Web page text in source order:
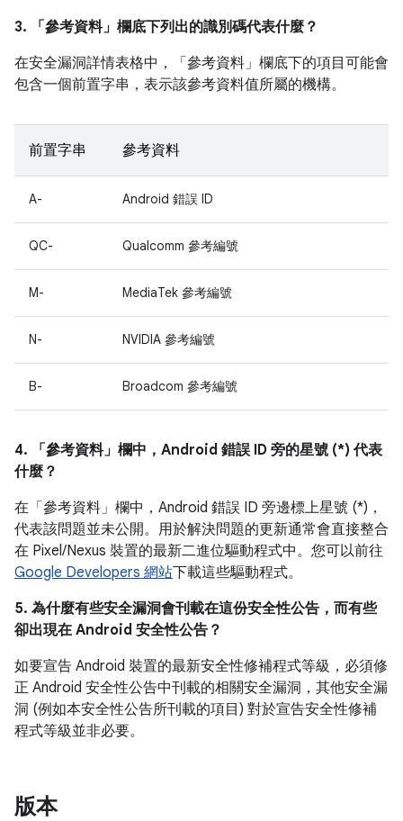
3. 「參考資料」 欄底下列出的識別碼代表什麼？
在安全漏洞詳情表格中，「參考資料」 欄底下的項目可能會
包含一個前置字串，表示該參考資料值所屬的機構。
前置字串 參考資料
A- Android 錯誤 ID
QC- Qualcomm 參考編號
M- MediaTek 參考編號
N- NVIDIA 參考編號
B- Broadcom 參考編號
4. 「參考資料」 欄中，Android 錯誤 ID 旁的星號 (*) 代表
什麼？
在「參考資料」 欄中，Android 錯誤 ID 旁邊標上星號 (*)，
代表該問題並未公開。用於解決問題的更新通常會直接整合
在 Pixel/Nexus 裝置的最新二進位驅動程式中。您可以前往
Google Developers 網站下載這些驅動程式。
5. 為什麼有些安全漏洞會刊載在這份安全性公告，而有些
卻出現在 Android 安全性公告？
如要宣告 Android 裝置的最新安全性修補程式等級，必須修
正 Android 安全性公告中刊載的相關安全漏洞，其他安全漏
洞 (例如本安全性公告所刊載的項目) 對於宣告安全性修補
程式等級並非必要。
版本